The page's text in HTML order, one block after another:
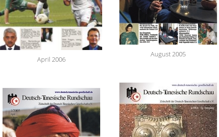
April 2006
August 2005